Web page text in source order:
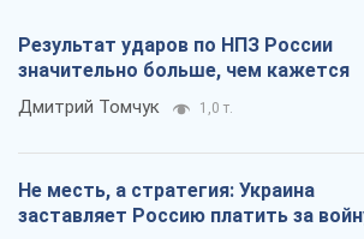
Результат ударов по НПЗ России
значительно больше, чем кажется
Дмитрий Томчук 1,0 т.
Не месть, а стратегия: Украина
заставляет Россию платить за